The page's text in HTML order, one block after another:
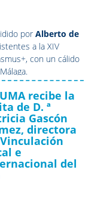
por Alberto de
a la XIV
con un cálido
recibe la
de D. ª
Gascón
directora
e
del